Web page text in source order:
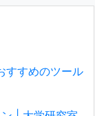
すすめのツール